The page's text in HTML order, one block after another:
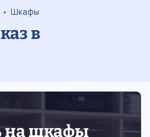
Шкафы
в
на шкафы